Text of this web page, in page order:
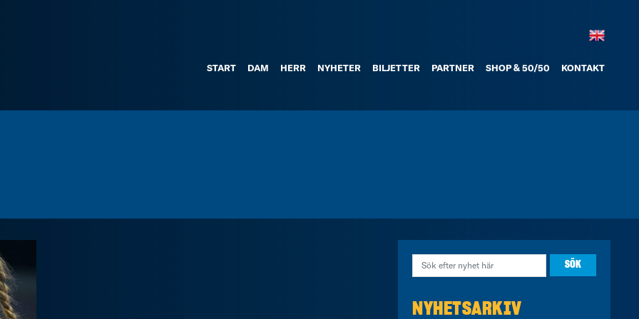
START DAM HERR NYHETER BILJETTER PARTNER SHOP & 50/50 KONTAKT
NYHETSARKIV